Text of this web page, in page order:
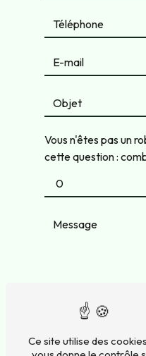
Vous n'êtes pas un
cette question :
Ce site utilise des